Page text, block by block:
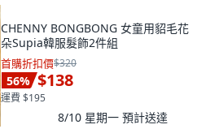
CHENNY BONGBONG 女童用貂毛花
朵Supia韓服髮飾2件組
首購折扣價$320
56% $138
運費 $195
8/10 星期一 預計送達